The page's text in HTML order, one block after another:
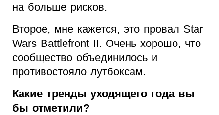
на больше рисков.
Второе, мне кажется, это провал Star
Wars Battlefront II. Очень хорошо, что
сообщество объединилось и
противостояло лутбоксам.
Какие тренды уходящего года вы
бы отметили?